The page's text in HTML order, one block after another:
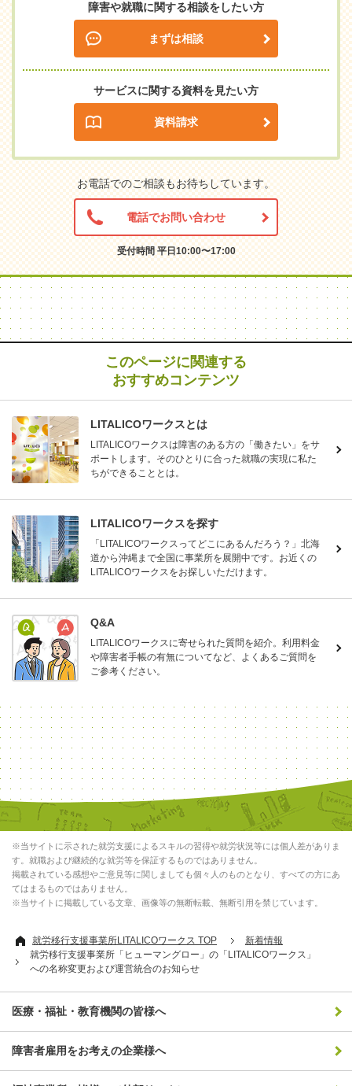
障害や就職に関する相談をしたい方
まずは相談
サービスに関する資料を見たい方
資料請求
お電話でのご相談もお待ちしています。
電話でお問い合わせ
受付時間 平日10:00〜17:00
このページに関連する
おすすめコンテンツ
LITALICOワークスとは
LITALICOワークスは障害のある方の「働きたい」をサ
ポートします。そのひとりに合った就職の実現に私た
ちができることとは。
LITALICOワークスを探す
「LITALICOワークスってどこにあるんだろう？」北海
道から沖縄まで全国に事業所を展開中です。お近くの
LITALICOワークスをお探しいただけます。
Q&A
LITALICOワークスに寄せられた質問を紹介。利用料金
や障害者手帳の有無についてなど、よくあるご質問を
ご参考ください。
※当サイトに示された就労支援によるスキルの習得や就労状況等には個人差がありま
す。就職および継続的な就労等を保証するものではありません。
掲載されている感想やご意見等に関しましても個々人のものとなり、すべての方にあ
てはまるものではありません。
※当サイトに掲載している文章、画像等の無断転載、無断引用を禁じています。
就労移行支援事業所LITALICOワークス TOP
新着情報
就労移行支援事業所「ヒューマングロー」の「LITALICOワークス」
への名称変更および運営統合のお知らせ
医療・福祉・教育機関の皆様へ
障害者雇用をお考えの企業様へ